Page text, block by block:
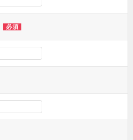
必須